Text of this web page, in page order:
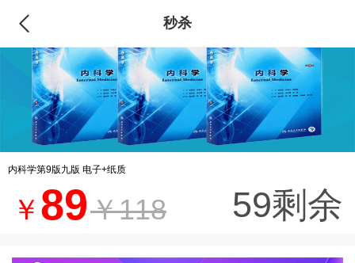
秒杀
内科学第9版九版 电子+纸质
￥ 89￥118 59剩余